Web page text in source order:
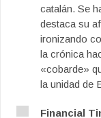
catalán. Se
destaca su
ironizando
la crónica
«cobarde»
la unidad de
Financial